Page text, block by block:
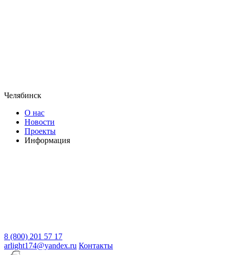
Челябинск
О нас
Новости
Проекты
Информация
8 (800) 201 57 17
arlight174@yandex.ru Контакты